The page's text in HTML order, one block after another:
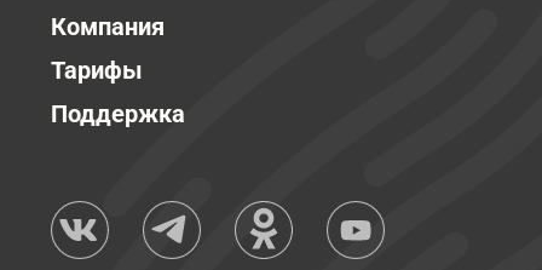
Компания
Тарифы
Поддержка